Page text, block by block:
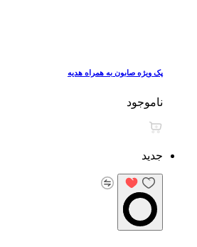
پک ویژه صابون به همراه هدیه
ناموجود
جدید